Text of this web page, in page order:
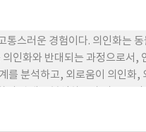
통스러운 경험이다. 의인화는
화와 반대되는 과정으로서,
를 분석하고, 외로움이 의인화,
인화의 경향이 더 뚜렷하게